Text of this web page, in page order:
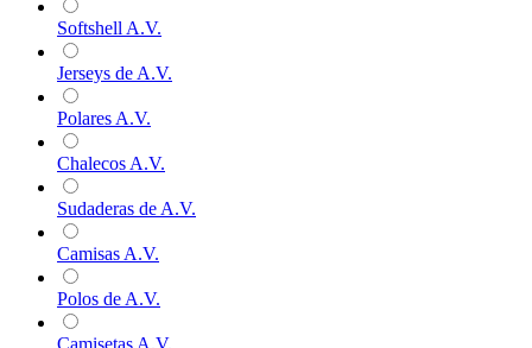
Softshell A.V.
Jerseys de A.V.
Polares A.V.
Chalecos A.V.
Sudaderas de A.V.
Camisas A.V.
Polos de A.V.
Camisetas A.V.